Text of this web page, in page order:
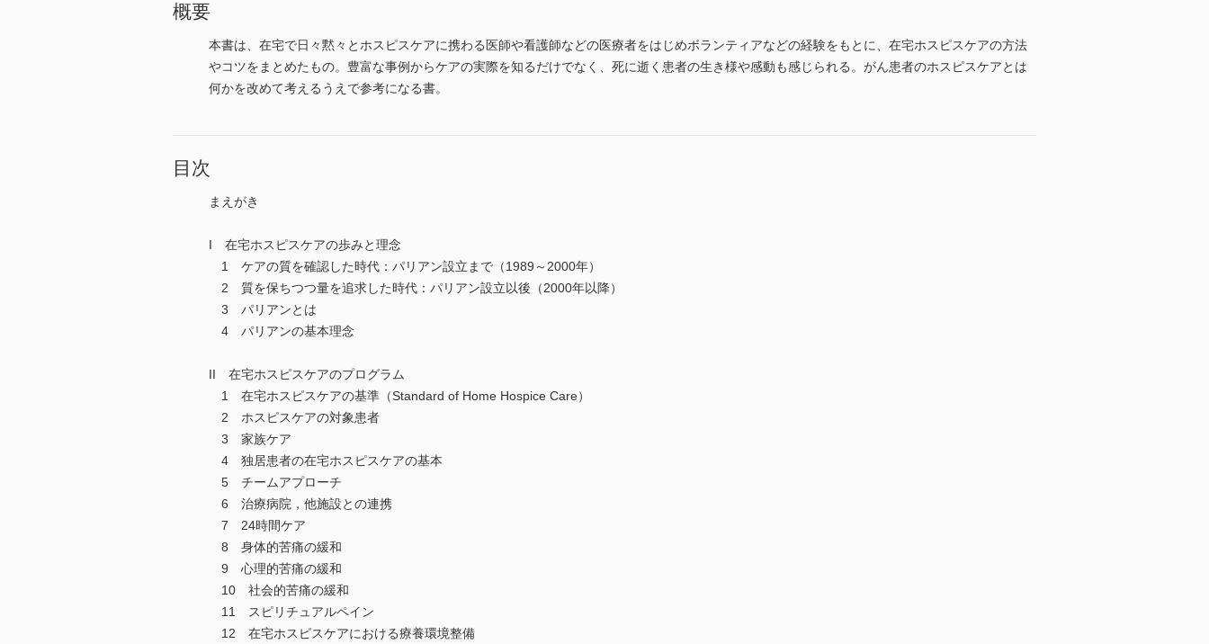
概要
本書は、在宅で日々黙々とホスピスケアに携わる医師や看護師などの医療者をはじめボランティアなどの経験をもとに、在宅ホスピスケアの方法
やコツをまとめたもの。豊富な事例からケアの実際を知るだけでなく、死に逝く患者の生き様や感動も感じられる。がん患者のホスピスケアとは
何かを改めて考えるうえで参考になる書。
目次
まえがき
I 在宅ホスピスケアの歩みと理念
1 ケアの質を確認した時代：パリアン設立まで（1989～2000年）
2 質を保ちつつ量を追求した時代：パリアン設立以後（2000年以降）
3 パリアンとは
4 パリアンの基本理念
II 在宅ホスピスケアのプログラム
1 在宅ホスピスケアの基準（Standard of Home Hospice Care）
2 ホスピスケアの対象患者
3 家族ケア
4 独居患者の在宅ホスピスケアの基本
5 チームアプローチ
6 治療病院，他施設との連携
7 24時間ケア
8 身体的苦痛の緩和
9 心理的苦痛の緩和
10 社会的苦痛の緩和
11 スピリチュアルペイン
12 在宅ホスピスケアにおける療養環境整備